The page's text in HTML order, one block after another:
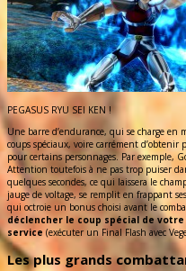
PEGASUS RYU SEI KEN !
Une barre d’endurance, qui se charge en
coups spéciaux, voire carrément
pour certains personnages. Par exemple,
Attention toutefois à ne pas trop puiser
quelques secondes, ce qui laissera le
jauge de voltage, se remplit en frappant
qui octroie un bonus choisi avant le
déclencher le coup spécial de
service (exécuter un Final Flash avec
Les plus grands